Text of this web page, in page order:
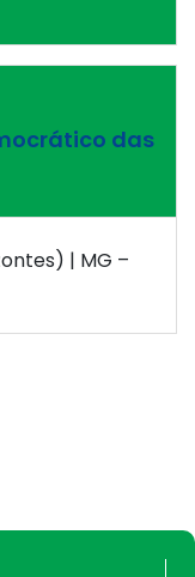
das
| MG –